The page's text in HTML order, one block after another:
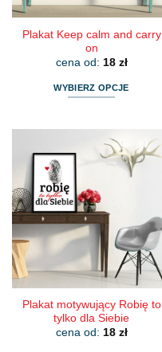
produktu
Plakat Keep calm and carry
on
cena od: 18 zł
WYBIERZ OPCJE
wiele
wariantów.
Opcje
można
wybrać
na
stronie
produktu
Plakat motywujący Robię to
tylko dla Siebie
cena od: 18 zł